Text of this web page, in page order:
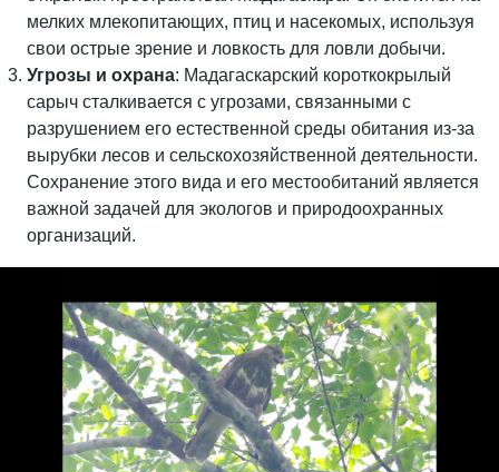
мелких млекопитающих, птиц и насекомых, используя
свои острые зрение и ловкость для ловли добычи.
Угрозы и охрана: Мадагаскарский короткокрылый
сарыч сталкивается с угрозами, связанными с
разрушением его естественной среды обитания из-за
вырубки лесов и сельскохозяйственной деятельности.
Сохранение этого вида и его местообитаний является
важной задачей для экологов и природоохранных
организаций.